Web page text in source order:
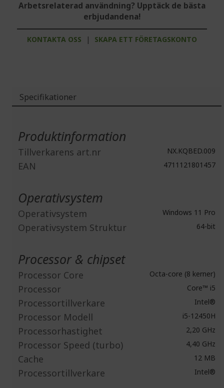
Arbetsrelaterad användning? Upptäck de bästa
erbjudandena!
KONTAKTA OSS | SKAPA ETT FÖRETAGSKONTO
Specifikationer
Produktinformation
Tillverkarens art.nr NX.KQBED.009
EAN 4711121801457
Operativsystem
Operativsystem Windows 11 Pro
Operativsystem Struktur 64-bit
Processor & chipset
Processor Core Octa-core (8 kerner)
Processor Core™ i5
Processortillverkare Intel®
Processor Modell i5-12450H
Processorhastighet 2,20 GHz
Processor Speed (turbo) 4,40 GHz
Cache 12 MB
Processortillverkare Intel®